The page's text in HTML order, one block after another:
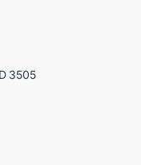
3505